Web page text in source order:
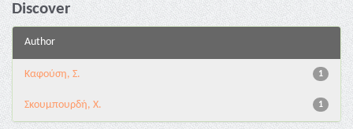
Discover
Author
1
Καφούση, Σ.
1
Σκουμπουρδή, Χ.